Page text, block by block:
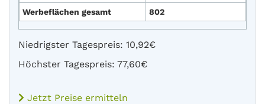
Werbeflächen gesamt
802
Niedrigster Tagespreis: 10,92€
Höchster Tagespreis: 77,60€
Jetzt Preise ermitteln